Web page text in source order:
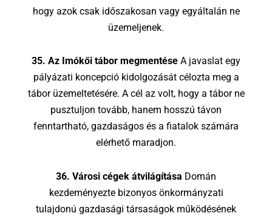
hogy azok csak időszakosan vagy egyáltalán ne
üzemeljenek.
35. Az Imókői tábor megmentése A javaslat egy
pályázati koncepció kidolgozását célozta meg a
tábor üzemeltetésére. A cél az volt, hogy a tábor ne
pusztuljon tovább, hanem hosszú távon
fenntartható, gazdaságos és a fiatalok számára
elérhető maradjon.
36. Városi cégek átvilágítása Domán
kezdeményezte bizonyos önkormányzati
tulajdonú gazdasági társaságok működésének